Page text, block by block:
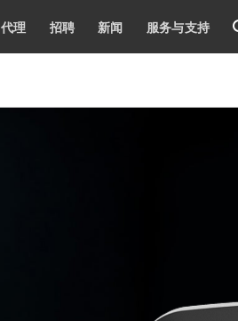
代理 招聘 新闻 服务与支持